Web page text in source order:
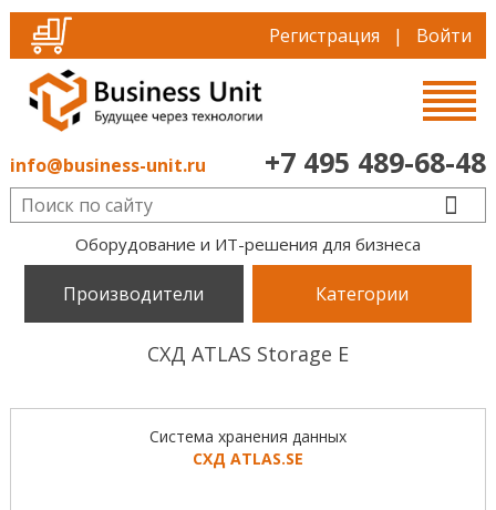
Регистрация | Войти
info@business-unit.ru +7 495 489-68-48
Оборудование и ИТ-решения для бизнеса
Производители Категории
СХД ATLAS Storage E
Система хранения данных
СХД ATLAS.SE